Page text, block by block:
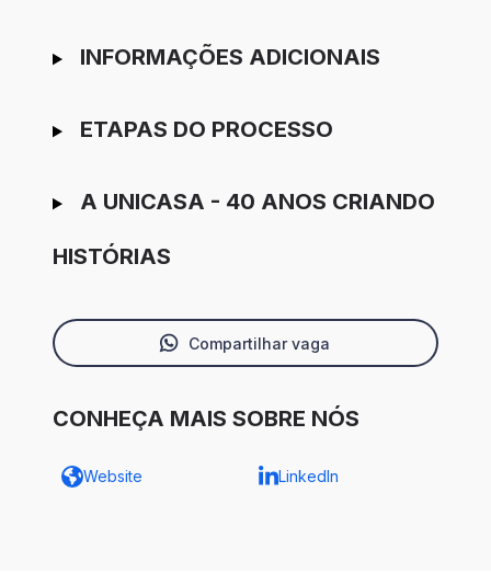
INFORMAÇÕES ADICIONAIS
ETAPAS DO PROCESSO
A UNICASA - 40 ANOS CRIANDO
HISTÓRIAS
Compartilhar vaga
CONHEÇA MAIS SOBRE NÓS
Website LinkedIn